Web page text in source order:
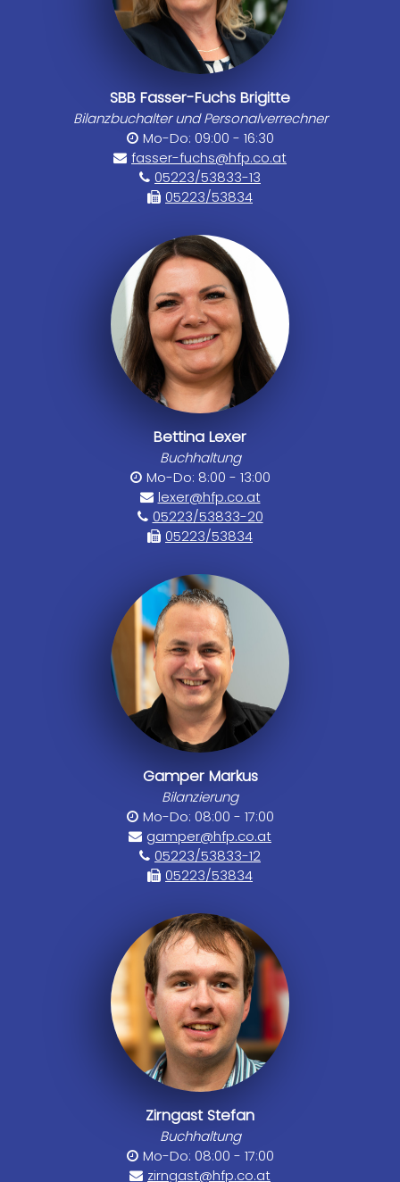
SBB Fasser-Fuchs Brigitte
Bilanzbuchalter und Personalverrechner
Mo-Do: 09:00 - 16:30
fasser-fuchs@hfp.co.at
05223/53833-13
05223/53834
Bettina Lexer
Buchhaltung
Mo-Do: 8:00 - 13:00
lexer@hfp.co.at
05223/53833-20
05223/53834
Gamper Markus
Bilanzierung
Mo-Do: 08:00 - 17:00
gamper@hfp.co.at
05223/53833-12
05223/53834
Zirngast Stefan
Buchhaltung
Mo-Do: 08:00 - 17:00
zirngast@hfp.co.at